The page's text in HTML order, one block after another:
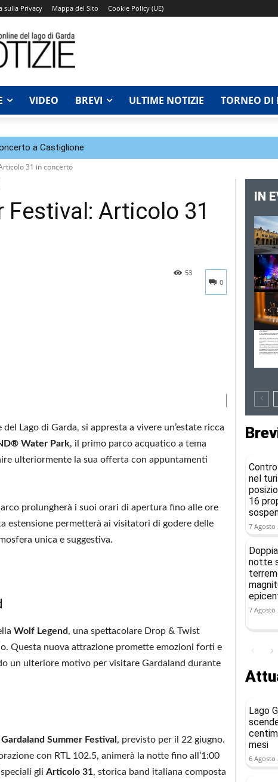
sulla Privacy Mappa del Sito Cookie Policy (UE)
VIDEO BREVI ULTIME NOTIZIE TORNEO DI
a Castiglione
31 in concerto
Festival: Articolo 31
0
53
Lago di Garda, si appresta a vivere un’estate ricca
Water Park, il primo parco acquatico a tema
ulteriormente la sua offerta con appuntamenti
prolungherà i suoi orari di apertura fino alle ore
estensione permetterà ai visitatori di godere delle
unica e suggestiva.
Wolf Legend, una spettacolare Drop & Twist
Questa nuova attrazione promette emozioni forti e
un ulteriore motivo per visitare Gardaland durante
Gardaland Summer Festival , previsto per il 22 giugno.
con RTL 102.5, animerà la notte fino all’1:00
gli Articolo 31, storica band italiana composta
IN
nel
16
7 Agosto
notte
7 Agosto
Lago
mesi
6 Agosto